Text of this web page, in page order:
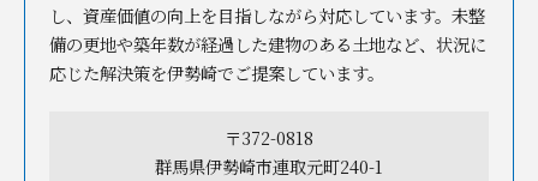
し、資産価値の向上を目指しながら対応しています。未整
備の更地や築年数が経過した建物のある土地など、状況に
応じた解決策を伊勢崎でご提案しています。
〒372-0818
群馬県伊勢崎市連取元町240-1